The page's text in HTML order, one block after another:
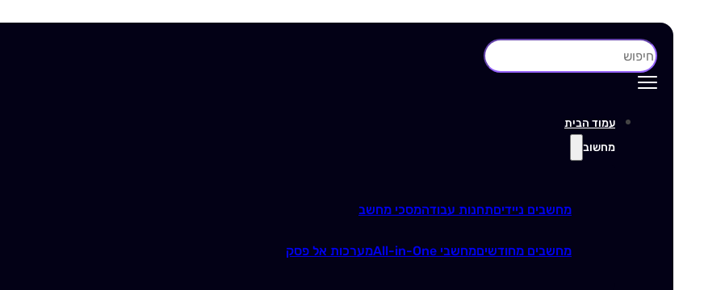
חיפוש
עמוד הבית
מחשוב
מחשבים ניידיםתחנות עבודהמסכי מחשב
מחשבים מחודשיםמחשבי All-in-One מערכות אל פסק